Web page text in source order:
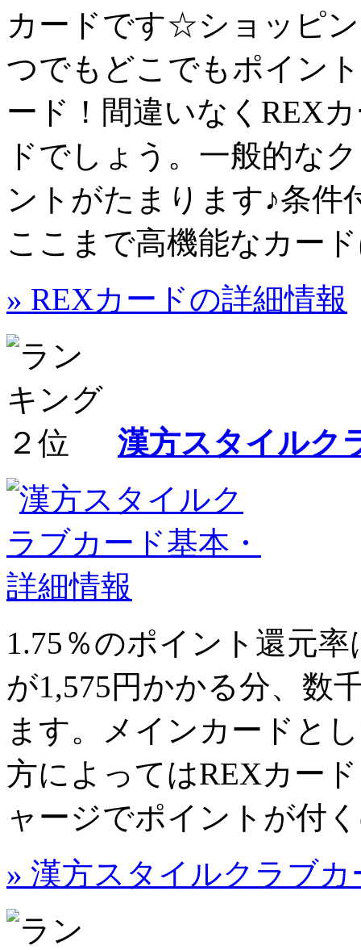
カードです☆ショッピ
つでもどこでもポイン
ード！間違いなくREX
ドでしょう。一般的な
ントがたまります♪条件
ここまで高機能なカー
» REXカードの詳細情報
漢方スタイルク
1.75％のポイント還元
が1,575円かかる分、数
ます。メインカードと
方によってはREXカー
ャージでポイントが付
» 漢方スタイルクラブ